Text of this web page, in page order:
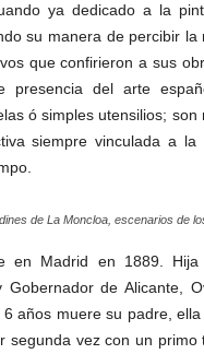
ya dedicado a la
su manera de percibir
que confirieron a sus
presencia del arte
ó simples utensilios;
siempre vinculada a
de La Moncloa, escenarios de
en Madrid en 1889. Hija
de Alicante,
años muere su padre,
segunda vez con un primo